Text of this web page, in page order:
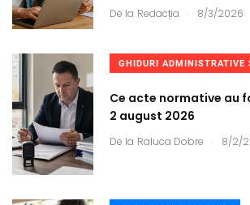
De la Redacția . 8/3/2026
GHIDURI ADMINISTRATIVE
Ce acte normative au
2 august 2026
De la Raluca Dobre . 8/2/